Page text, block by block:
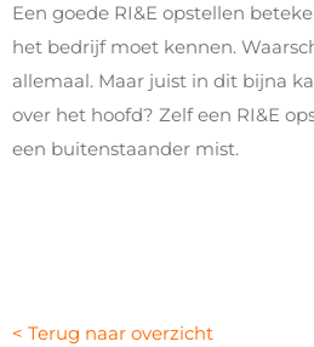
Een goede RI&E opstellen
het bedrijf moet kennen.
allemaal. Maar juist in dit bijna
over het hoofd? Zelf een RI&E
een buitenstaander mist.
< Terug naar overzicht